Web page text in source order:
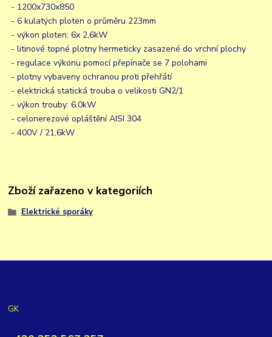
- 1200x730x850
- 6 kulatých ploten o průměru 223mm
- výkon ploten: 6x 2,6kW
- litinové topné plotny hermeticky zasazené do vrchní plochy
- regulace výkonu pomocí přepínače se 7 polohami
- plotny vybaveny ochranou proti přehřátí
- elektrická statická trouba o velikosti GN2/1
- výkon trouby: 6,0kW
- celonerezové opláštění AISI 304
- 400V / 21,6kW
Zboží zařazeno v kategoriích
Elektrické sporáky
GK